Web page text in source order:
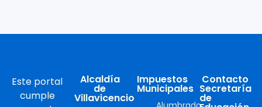
Este portal
cumple
Alcaldía
de
Villavicencio
Impuestos
Municipales
Contacto
Secretaría
de